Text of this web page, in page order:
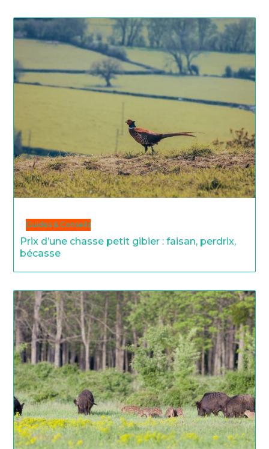
Guides & Conseils
Prix d’une chasse petit gibier : faisan, perdrix,
bécasse